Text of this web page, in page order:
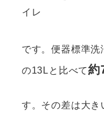
イレ
です。便器標準洗
の13Lと比べて約
す。その差は大き